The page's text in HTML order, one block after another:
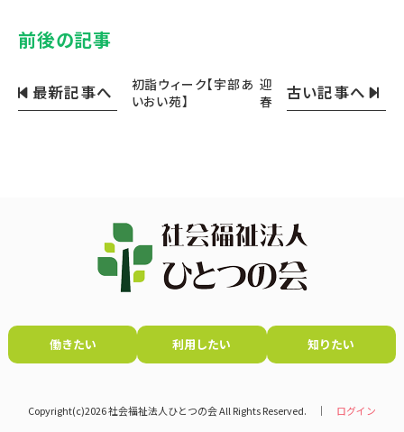
前後の記事
最新記事へ
初詣ウィーク【宇部あ
いおい苑】
古い記事へ
迎
春
働きたい 利用したい 知りたい
Copyright(c)2026 社会福祉法人ひとつの会 All Rights Reserved. │ ログイン